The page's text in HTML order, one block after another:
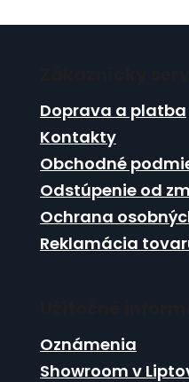
Doprava a platba
Kontakty
Obchodné
Odstúpenie od
Ochrana
Reklamácia
Oznámenia
Showroom v